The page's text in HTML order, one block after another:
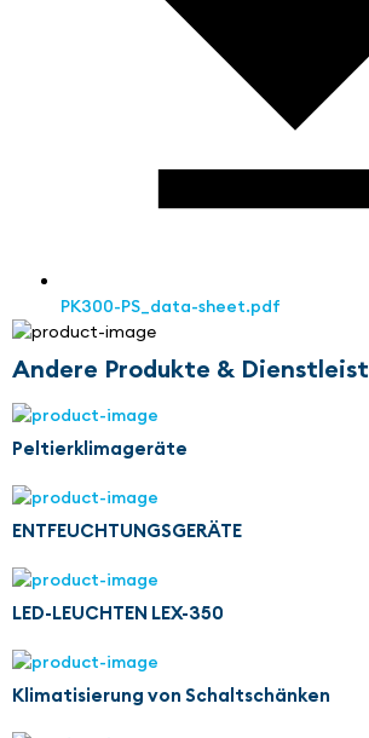
PK300-PS_data-sheet.pdf
Andere Produkte &
Peltierklimageräte
ENTFEUCHTUNGSGERÄTE
LED-LEUCHTEN LEX-350
Klimatisierung von Schaltschänken